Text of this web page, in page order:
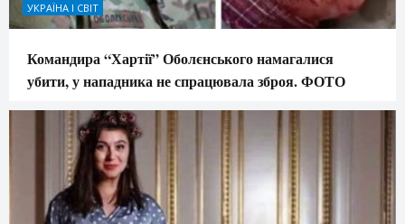
УКРАЇНА І СВІТ
Командира “Хартії” Оболєнського намагалися
убити, у нападника не спрацювала зброя. ФОТО